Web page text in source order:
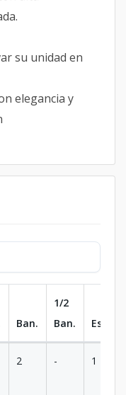
su unidad en
elegancia y
Ban.
1/2
Ban.
Est.
2 - 1